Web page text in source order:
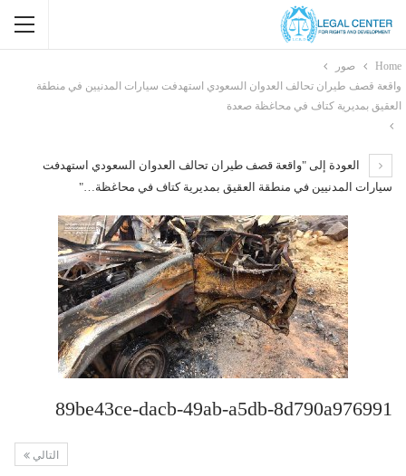
Home
صور
واقعة قصف طيران تحالف العدوان السعودي استهدفت سيارات المدنيين في منطقة
العقيق بمديرية كتاف في محاغظة صعدة
العودة إلى "واقعة قصف طيران تحالف العدوان السعودي استهدفت
سيارات المدنيين في منطقة العقيق بمديرية كتاف في محاغظة…"
89be43ce-dacb-49ab-a5db-8d790a976991
التالي